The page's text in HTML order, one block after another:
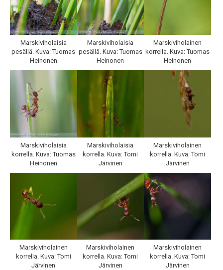
Marskiviholaisia
pesällä. Kuva: Tuomas
Heinonen
Marskiviholaisia
pesällä. Kuva: Tuomas
Heinonen
Marskiviholainen
korrella. Kuva: Tuomas
Heinonen
Marskiviholaisia
korrella. Kuva: Tuomas
Heinonen
Marskiviholaisia
korrella. Kuva: Tomi
Järvinen
Marskiviholainen
korrella. Kuva: Tomi
Järvinen
Marskiviholainen
korrella. Kuva: Tomi
Järvinen
Marskiviholainen
korrella. Kuva: Tomi
Järvinen
Marskiviholainen
korrella. Kuva: Tomi
Järvinen